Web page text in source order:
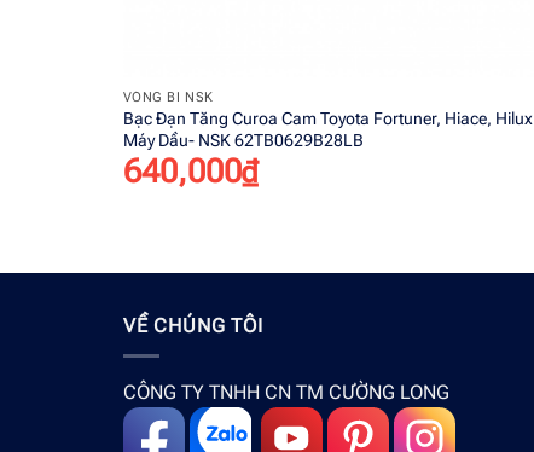
VÒNG BI NSK
Bạc Đạn Tăng Curoa Cam Toyota Fortuner, Hiace, Hilux
Máy Dầu- NSK 62TB0629B28LB
640,000₫
VỀ CHÚNG TÔI
CÔNG TY TNHH CN TM CƯỜNG LONG